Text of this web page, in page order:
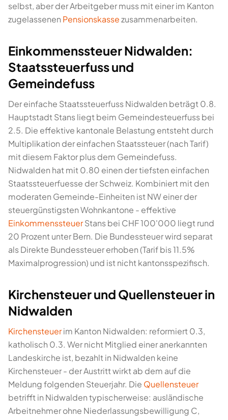
selbst, aber der Arbeitgeber muss mit einer im Kanton
zugelassenen Pensionskassezusammenarbeiten.
Einkommenssteuer Nidwalden:
Staatssteuerfuss und
Gemeindefuss
Der einfache Staatssteuerfuss Nidwalden beträgt 0.8.
Hauptstadt Stans liegt beim Gemeindesteuerfuss bei
2.5. Die effektive kantonale Belastung entsteht durch
Multiplikation der einfachen Staatssteuer (nach Tarif)
mit diesem Faktor plus dem Gemeindefuss.
Nidwalden hat mit 0.80 einen der tiefsten einfachen
Staatssteuerfuesse der Schweiz. Kombiniert mit den
moderaten Gemeinde-Einheiten ist NW einer der
steuergünstigsten Wohnkantone - effektive
EinkommenssteuerStans bei CHF 100'000 liegt rund
20 Prozent unter Bern. Die Bundessteuer wird separat
als Direkte Bundessteuer erhoben (Tarif bis 11.5%
Maximalprogression) und ist nicht kantonsspezifisch.
Kirchensteuer und Quellensteuer in
Nidwalden
Kirchensteuerim Kanton Nidwalden: reformiert 0.3,
katholisch 0.3. Wer nicht Mitglied einer anerkannten
Landeskirche ist, bezahlt in Nidwalden keine
Kirchensteuer - der Austritt wirkt ab dem auf die
Meldung folgenden Steuerjahr. Die Quellensteuer
betrifft in Nidwalden typischerweise: ausländische
Arbeitnehmer ohne Niederlassungsbewilligung C,